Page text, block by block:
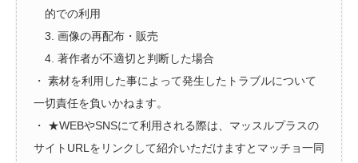
的での利用
3. 画像の再配布・販売
4. 著作者が不適切と判断した場合
・ 素材を利用した事によって発生したトラブルについて
一切責任を負いかねます。
・ ★WEBやSNSにて利用される際は、マッスルプラスの
サイトURLをリンクして紹介いただけますとマッチョ一同